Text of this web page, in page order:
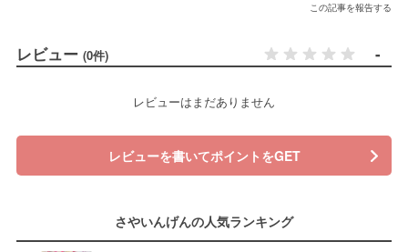
この記事を報告する
レビュー (0件) -
レビューはまだありません
レビューを書いてポイントをGET
さやいんげんの人気ランキング